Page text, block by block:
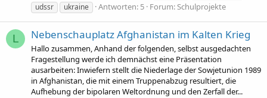
udssr
ukraine Antworten: 5 Forum:Schulprojekte
L Nebenschauplatz Afghanistan im Kalten Krieg
Hallo zusammen, Anhand der folgenden, selbst ausgedachten
Fragestellung werde ich demnächst eine Präsentation
ausarbeiten: Inwiefern stellt die Niederlage der Sowjetunion 1989
in Afghanistan, die mit einem Truppenabzug resultiert, die
Aufhebung der bipolaren Weltordnung und den Zerfall der...